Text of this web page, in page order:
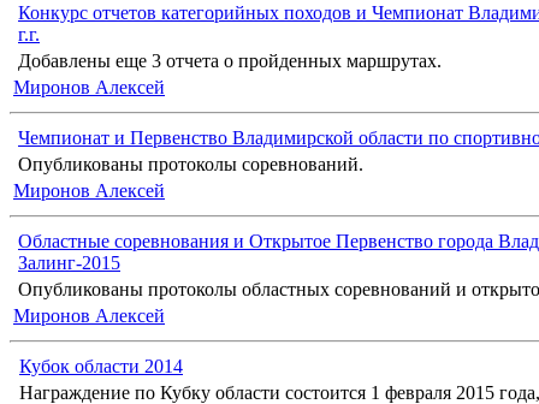
Конкурс отчетов категорийных походов и Чемпионат
г.г.
Добавлены еще 3 отчета о пройденных маршрутах.
Миронов Алексей
Чемпионат и Первенство Владимирской области по
Опубликованы протоколы соревнований.
Миронов Алексей
Областные соревнования и Открытое Первенство города
Залинг-2015
Опубликованы протоколы областных соревнований и
Миронов Алексей
Кубок области 2014
Награждение по Кубку области состоится 1 февраля 2015